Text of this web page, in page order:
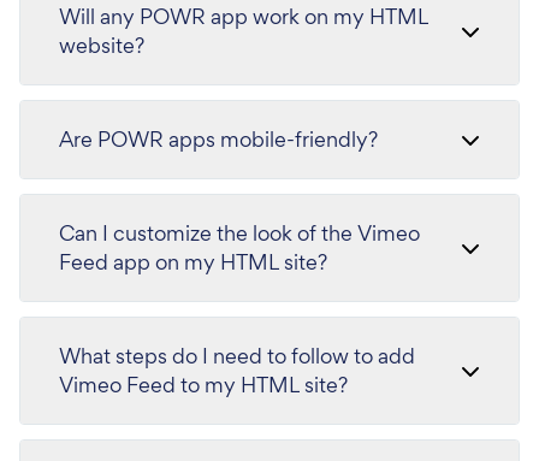
Will any POWR app work on my HTML
website?
Are POWR apps mobile-friendly?
Can I customize the look of the Vimeo
Feed app on my HTML site?
What steps do I need to follow to add
Vimeo Feed to my HTML site?